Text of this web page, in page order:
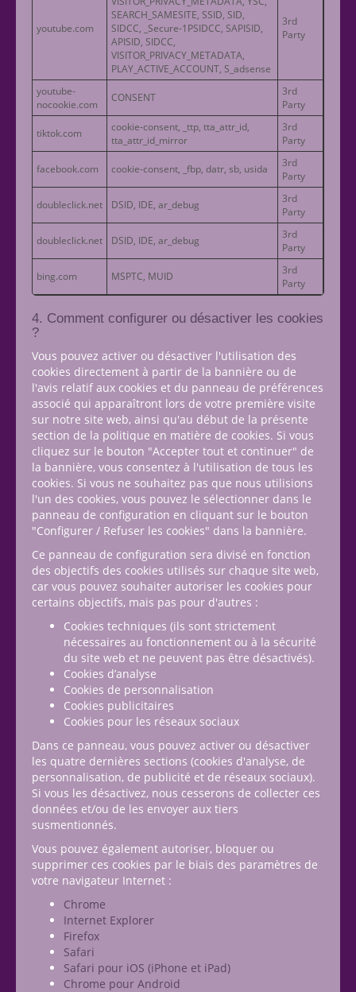
youtube.com
SEARCH_SAMESITE, SSID, SID,
SIDCC, _Secure-1PSIDCC, SAPISID,
APISID, SIDCC,
VISITOR_PRIVACY_METADATA,
PLAY_ACTIVE_ACCOUNT, S_adsense
3rd
Party
youtube-
nocookie.com
CONSENT
3rd
Party
tiktok.com
cookie-consent, _ttp, tta_attr_id,
tta_attr_id_mirror
3rd
Party
facebook.com cookie-consent, _fbp, datr, sb, usida
3rd
Party
doubleclick.net DSID, IDE, ar_debug
3rd
Party
doubleclick.net DSID, IDE, ar_debug
3rd
Party
bing.com MSPTC, MUID
3rd
Party
4. Comment configurer ou désactiver les cookies
?
Vous pouvez activer ou désactiver l'utilisation des
cookies directement à partir de la bannière ou de
l'avis relatif aux cookies et du panneau de préférences
associé qui apparaîtront lors de votre première visite
sur notre site web, ainsi qu'au début de la présente
section de la politique en matière de cookies. Si vous
cliquez sur le bouton "Accepter tout et continuer" de
la bannière, vous consentez à l'utilisation de tous les
cookies. Si vous ne souhaitez pas que nous utilisions
l'un des cookies, vous pouvez le sélectionner dans le
panneau de configuration en cliquant sur le bouton
"Configurer / Refuser les cookies" dans la bannière.
Ce panneau de configuration sera divisé en fonction
des objectifs des cookies utilisés sur chaque site web,
car vous pouvez souhaiter autoriser les cookies pour
certains objectifs, mais pas pour d'autres :
Cookies techniques (ils sont strictement
nécessaires au fonctionnement ou à la sécurité
du site web et ne peuvent pas être désactivés).
Cookies d’analyse
Cookies de personnalisation
Cookies publicitaires
Cookies pour les réseaux sociaux
Dans ce panneau, vous pouvez activer ou désactiver
les quatre dernières sections (cookies d'analyse, de
personnalisation, de publicité et de réseaux sociaux).
Si vous les désactivez, nous cesserons de collecter ces
données et/ou de les envoyer aux tiers
susmentionnés.
Vous pouvez également autoriser, bloquer ou
supprimer ces cookies par le biais des paramètres de
votre navigateur Internet :
Chrome
Internet Explorer
Firefox
Safari
Safari pour iOS (iPhone et iPad)
Chrome pour Android